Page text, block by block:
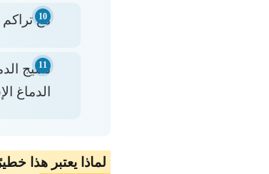
مع تراكم
نسيج
الدماغ
لماذا يعتبر هذا